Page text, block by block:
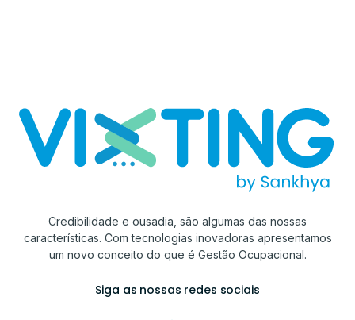
Credibilidade e ousadia, são algumas das nossas
características. Com tecnologias inovadoras apresentamos
um novo conceito do que é Gestão Ocupacional.
Siga as nossas redes sociais